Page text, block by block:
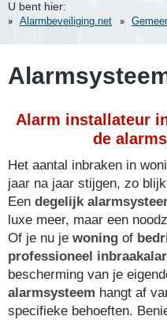
U bent hier:
Alarmbeveiliging.net
Alarm installateur
de
Het aantal inbraken in
jaar na jaar stijgen, zo
Een degelijk
luxe meer, maar een
Of je nu je woning of
professioneel
bescherming van je
alarmsysteem hangt af
specifieke behoeften.